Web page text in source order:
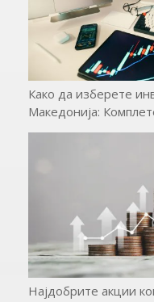
Како да изберете
Македонија:
Најдобрите акции